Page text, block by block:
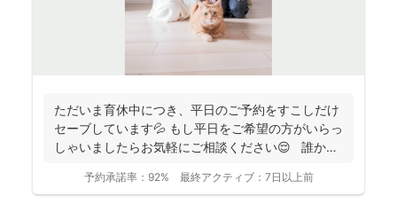
ただいま育休中につき、平日のご予約をすこしだけ
セーブしています💦 もし平日をご希望の方がいらっ
しゃいましたらお気軽にご相談ください😌 誰かに
予約承諾率： 92% 最終アクティブ： 7日以上前